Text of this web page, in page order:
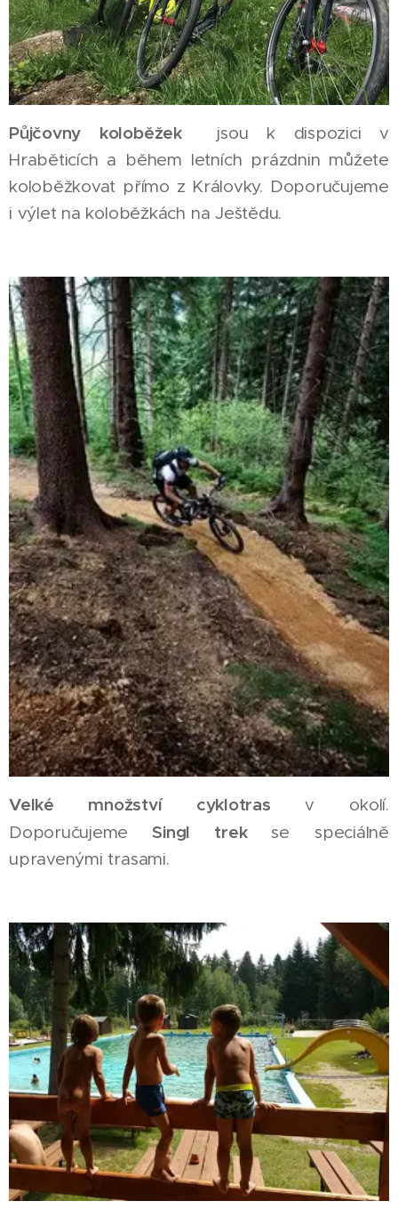
Půjčovny koloběžek jsou k dispozici v
Hraběticích a během letních prázdnin můžete
koloběžkovat přímo z Královky. Doporučujeme
i výlet na koloběžkách na Ještědu.
Velké množství cyklotrasv okolí.
Doporučujeme Singl trekse speciálně
upravenými trasami.